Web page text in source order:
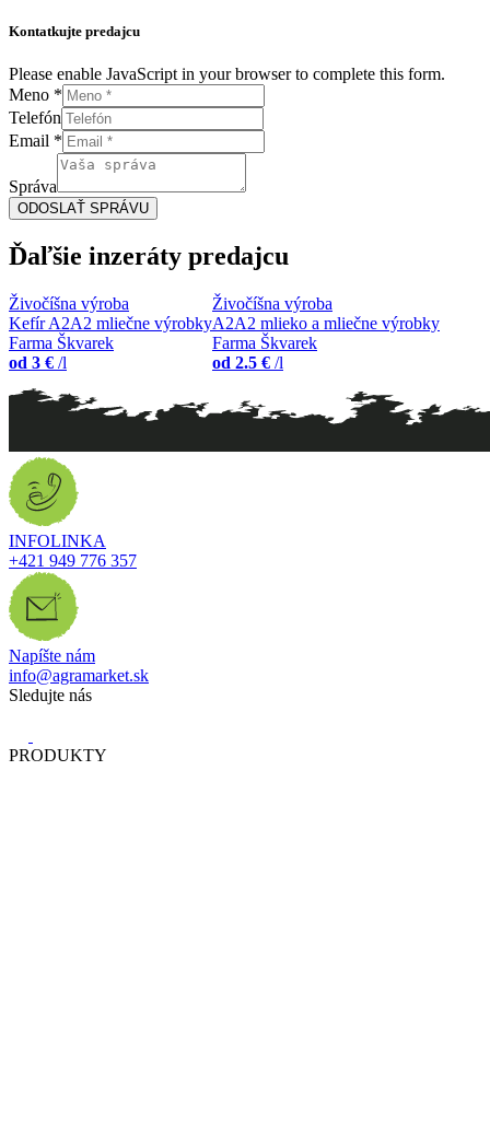
Kontatkujte predajcu
Please enable JavaScript in your browser to complete this form.
Meno *
Telefón
Email
Meno
Email *
Správa
ODOSLAŤ SPRÁVU
Ďaľšie inzeráty predajcu
Živočíšna výroba
Kefír A2A2 mliečne výrobky
Farma Škvarek
od 3 € /l
Živočíšna výroba
A2A2 mlieko a mliečne výrobky
Farma Škvarek
od 2.5 € /l
INFOLINKA
+421 949 776 357
Napíšte nám
info@agramarket.sk
Sledujte nás
PRODUKTY